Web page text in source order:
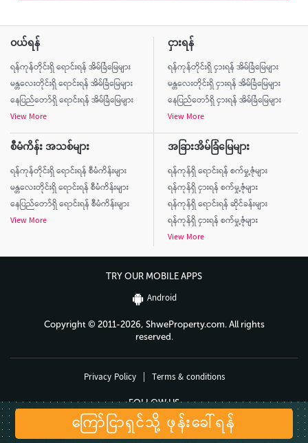
ဝယ်ရန်
ရန်ကုန်တိုင်းရှိ ရောင်းရန် အိမ်ခြံမြေများ
မန္တလေးတိုင်းရှိ ရောင်းရန် အိမ်ခြံမြေများ
နေပြည်တော်ရှိ ရောင်းရန် အိမ်ခြံမြေများ
View More
ငှားရန်
ရန်ကုန်တိုင်းရှိ ငှားရန် အိမ်ခြံမြေများ
မန္တလေးတိုင်းရှိ ငှားရန် အိမ်ခြံမြေများ
နေပြည်တော်ရှိ ငှားရန် အိမ်ခြံမြေများ
View More
စီမံကိန်း အသစ်များ
ရန်ကုန်တိုင်းရှိ ရောင်းရန် စီမံကိန်းများ
မန္တလေးတိုင်းရှိ ရောင်းရန် စီမံကိန်းများ
နေပြည်တော်ရှိ ရောင်းရန် စီမံကိန်းများ
View More
အခြားအိမ်ခြံမြေများ
ရန်ကုန်ရှိ ရောင်းရန် စက်မှု့ဇုံများ
ရန်ကုန်ရှိ ငှားရန် စက်မှု့ဇုံများ
ရန်ကုန်ရှိ ရောင်းရန် ဆိုင်ခန်းများ
ရန်ကုန်ရှိ ငှားရန် စက်မှု့ဇုံများ
View More
TRY OUR MOBILE APPS
Android
Copyright © 2011-2026, ShweProperty.com. All rights
reserved.
Privacy Policy | Terms & conditions
FOLLOW US
ကြော်ငြာရှင်သို့ ဖုန်းခေါ်ရန်